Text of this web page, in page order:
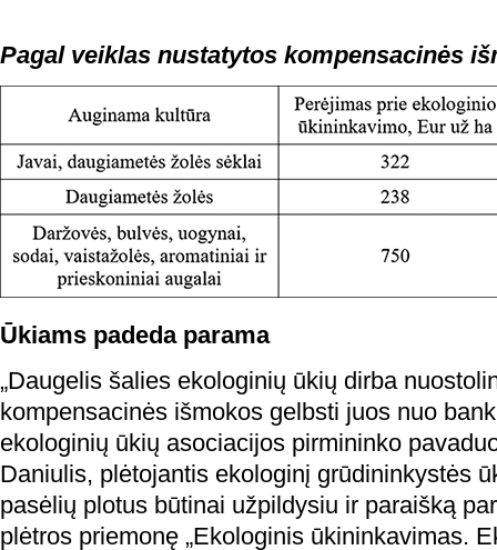
Pagal veiklas nustatytos kompensacinės
Ūkiams padeda parama
„Daugelis šalies ekologinių ūkių dirba
kompensacinės išmokos gelbsti juos nuo
ekologinių ūkių asociacijos pirmininko
Daniulis, plėtojantis ekologinį grūdininkystės
pasėlių plotus būtinai užpildysiu ir paraišką
plėtros priemonę „Ekologinis ūkininkavimas.